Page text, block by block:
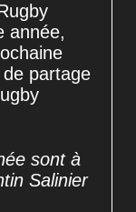
année,
partage
sont à
Salinier